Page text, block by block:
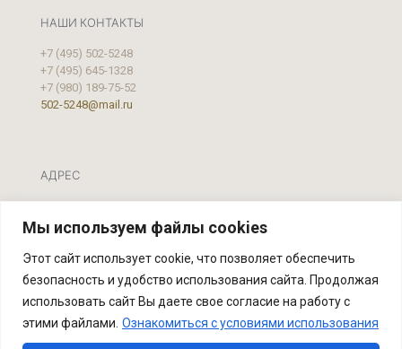
Мы используем файлы cookies
Этот сайт использует cookie, что позволяет обеспечить
безопасность и удобство использования сайта. Продолжая
использовать сайт Вы даете свое согласие на работу с
этими файлами. Ознакомиться с условиями использования
НАШИ КОНТАКТЫ
+7 (495) 502-5248
+7 (495) 645-1328
+7 (980) 189-75-52
502-5248@mail.ru
АДРЕС
Реставрационная мастерская "Артвиль" Официальный